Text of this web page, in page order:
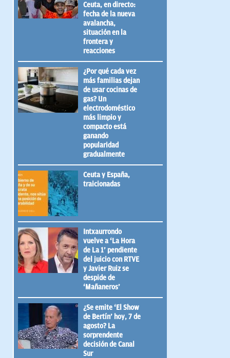
Ceuta, en directo:
fecha de la nueva
avalancha,
situación en la
frontera y
reacciones
¿Por qué cada vez
más familias dejan
de usar cocinas de
gas? Un
electrodoméstico
más limpio y
compacto está
ganando
popularidad
gradualmente
Ceuta y España,
traicionadas
Intxaurrondo
vuelve a ‘La Hora
de La 1’ pendiente
del juicio con RTVE
y Javier Ruiz se
despide de
‘Mañaneros’
¿Se emite ‘El Show
de Bertín’ hoy, 7 de
agosto? La
sorprendente
decisión de Canal
Sur